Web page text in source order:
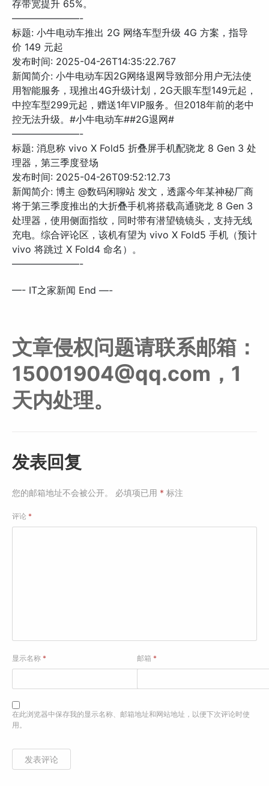
存带宽提升 65%。
———————-
标题: 小牛电动车推出 2G 网络车型升级 4G 方案，指导
价 149 元起
发布时间: 2025-04-26T14:35:22.767
新闻简介: 小牛电动车因2G网络退网导致部分用户无法使
用智能服务，现推出4G升级计划，2G天眼车型149元起，
中控车型299元起，赠送1年VIP服务。但2018年前的老中
控无法升级。#小牛电动车##2G退网#
———————-
标题: 消息称 vivo X Fold5 折叠屏手机配骁龙 8 Gen 3 处
理器，第三季度登场
发布时间: 2025-04-26T09:52:12.73
新闻简介: 博主 @数码闲聊站 发文，透露今年某神秘厂商
将于第三季度推出的大折叠手机将搭载高通骁龙 8 Gen 3
处理器，使用侧面指纹，同时带有潜望镜镜头，支持无线
充电。综合评论区，该机有望为 vivo X Fold5 手机（预计
vivo 将跳过 X Fold4 命名）。
———————-
—- IT之家新闻 End —-
文章侵权问题请联系邮箱：
15001904@qq.com，1
天内处理。
发表回复
您的邮箱地址不会被公开。 必填项已用 * 标注
评论 *
显示名称 * 邮箱*
在此浏览器中保存我的显示名称、邮箱地址和网站地址，以便下次评论时使
用。